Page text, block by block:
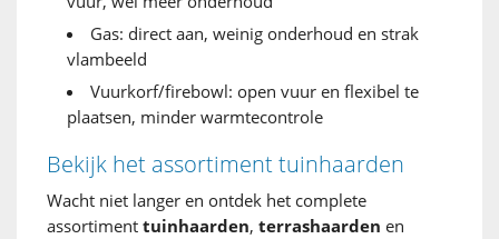
Gas: direct aan, weinig onderhoud en strak
vlambeeld
Vuurkorf/firebowl: open vuur en flexibel te
plaatsen, minder warmtecontrole
Bekijk het assortiment tuinhaarden
Wacht niet langer en ontdek het complete
assortiment tuinhaarden, terrashaarden en